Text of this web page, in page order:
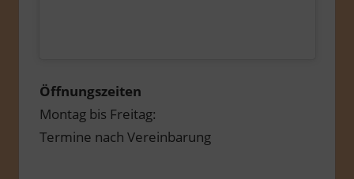
Öffnungszeiten
Montag bis Freitag:
Termine nach Vereinbarung